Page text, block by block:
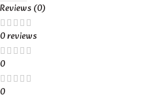
Reviews (0)
0 reviews
0
0